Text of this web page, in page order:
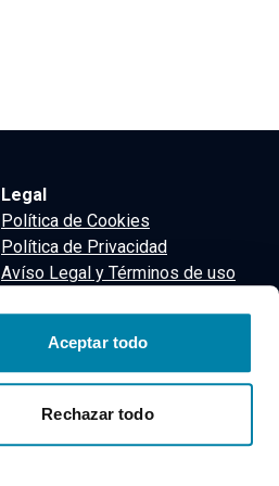
Aceptar todo
Rechazar todo
Legal
Política de Cookies
Política de Privacidad
Avíso Legal y Términos de uso